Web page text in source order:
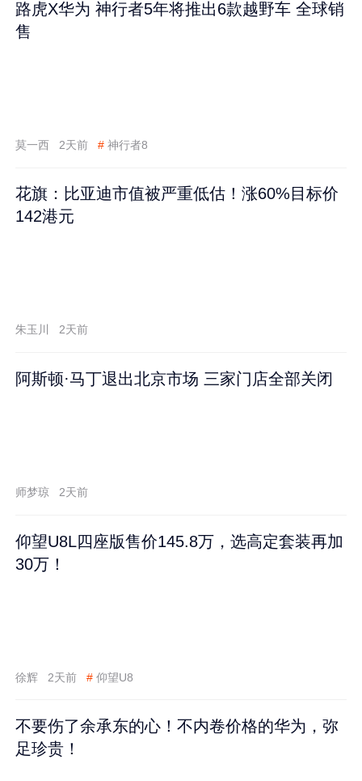
路虎X华为 神行者5年将推出6款越野车 全球销
售
莫一西 2天前 # 神行者8
花旗：比亚迪市值被严重低估！涨60%目标价
142港元
朱玉川 2天前
阿斯顿·马丁退出北京市场 三家门店全部关闭
师梦琼 2天前
仰望U8L四座版售价145.8万，选高定套装再加
30万！
徐辉 2天前 # 仰望U8
不要伤了余承东的心！不内卷价格的华为，弥
足珍贵！